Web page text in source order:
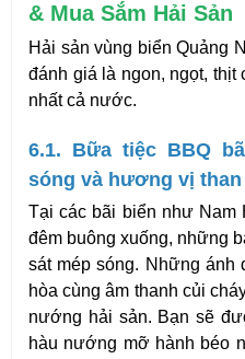
& Mua Sắm Hải Sản
Hải sản vùng biển Quảng
đánh giá là ngon, ngọt, thịt
nhất cả nước.
6.1. Bữa tiệc BBQ
sóng và hương vị than
Tại các bãi biển như Nam
đêm buông xuống, những
sát mép sóng. Những ánh
hòa cùng âm thanh củi
nướng hải sản. Bạn sẽ
hàu nướng mỡ hành béo